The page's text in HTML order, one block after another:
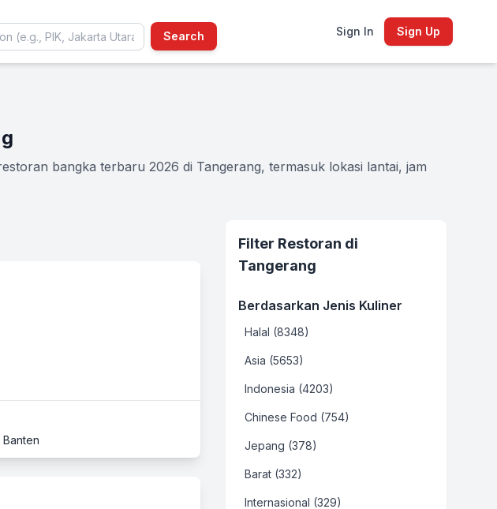
Search Sign In Sign Up
bangka terbaru 2026 di Tangerang, termasuk lokasi lantai, jam
Filter Restoran di
Tangerang
Berdasarkan Jenis Kuliner
Halal (8348)
Asia (5653)
Indonesia (4203)
Chinese Food (754)
Jepang (378)
Barat (332)
Internasional (329)